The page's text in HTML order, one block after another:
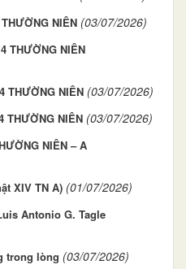
NIÊN (03/07/2026)
THƯỜNG NIÊN
THƯỜNG NIÊN (03/07/2026)
THƯỜNG NIÊN (03/07/2026)
NIÊN – A
XIV TN A) (01/07/2026)
Antonio G. Tagle
trong lòng (03/07/2026)